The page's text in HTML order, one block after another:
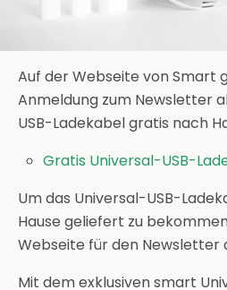
Auf der Webseite von Smart
Anmeldung zum Newsletter
USB-Ladekabel gratis nach
Gratis Universal-USB-
Um das Universal-USB-
Hause geliefert zu
Webseite für den Newsletter
Mit dem exklusiven smart